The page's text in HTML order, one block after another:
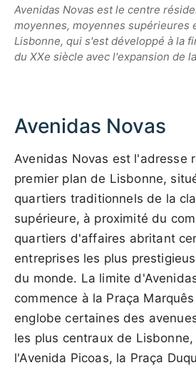
Avenidas Novas est le centre
moyennes, moyennes supérieures
Lisbonne, qui s'est développé à la
du XXe siècle avec l'expansion de
Avenidas Novas
Avenidas Novas est l'adresse
premier plan de Lisbonne,
quartiers traditionnels de la
supérieure, à proximité du
quartiers d'affaires abritant
entreprises les plus
du monde. La limite
commence à la Praça
englobe certaines des
les plus centraux de
l'Avenida Picoas, la Praça